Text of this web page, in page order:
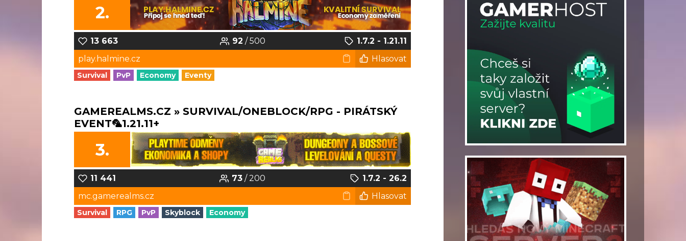
2.
13 663 92 / 500
1.7.2 - 1.21.11
play.halmine.cz
Hlasovat
Survival PvP Economy Eventy
GAMEREALMS.CZ » SURVIVAL/ONEBLOCK/RPG - PIRÁTSKÝ
EVENT🦜1.21.11+
3.
11 441 73 / 200
1.7.2 - 26.2
mc.gamerealms.cz
Hlasovat
Survival RPG PvP Skyblock Economy